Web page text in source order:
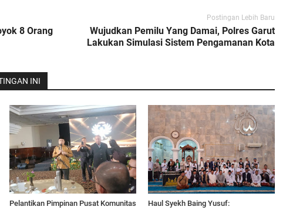
8 Orang
Postingan Lebih Baru
Wujudkan Pemilu Yang Damai, Polres Garut
Lakukan Simulasi Sistem Pengamanan Kota
INI
Pelantikan Pimpinan Pusat Komunitas
Haul Syekh Baing Yusuf: